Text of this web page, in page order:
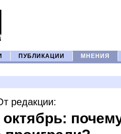
ПУБЛИКАЦИИ МНЕНИЯ
редакции: